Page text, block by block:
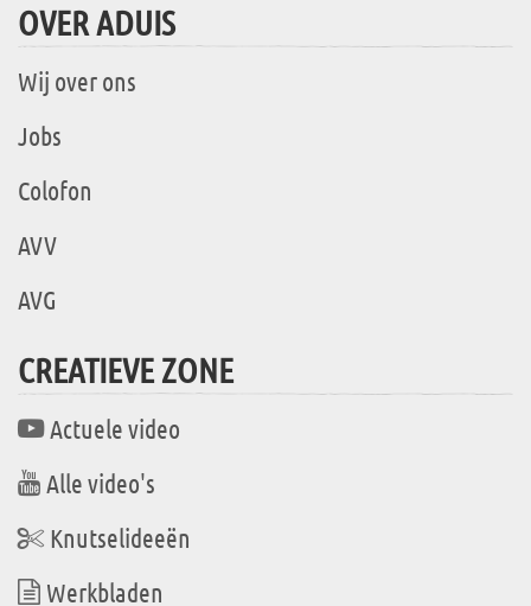
OVER ADUIS
Wij over ons
Jobs
Colofon
AVV
AVG
CREATIEVE ZONE
Actuele video
Alle video's
Knutselideeën
Werkbladen